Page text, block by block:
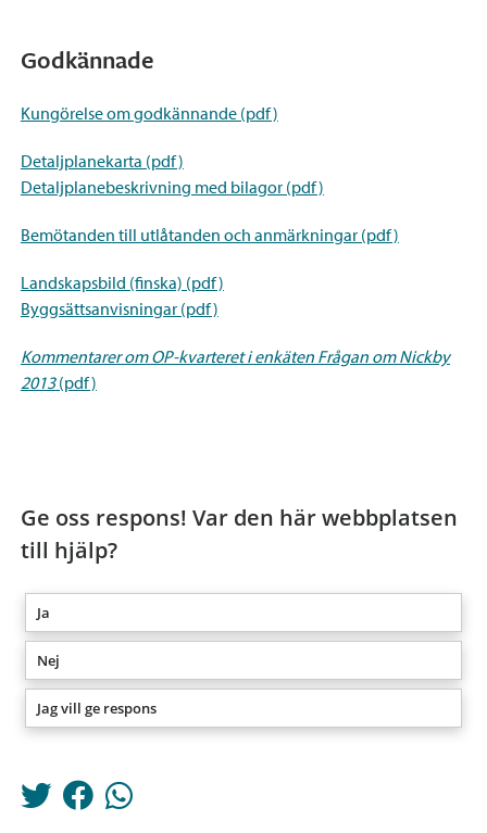
Godkännade
Kungörelse om godkännande (pdf)
Detaljplanekarta (pdf)
Detaljplanebeskrivning med bilagor (pdf)
Bemötanden till utlåtanden och anmärkningar (pdf)
Landskapsbild (finska) (pdf)
Byggsättsanvisningar (pdf)
Kommentarer om OP-kvarteret i enkäten Frågan om Nickby
2013(pdf)
Ge oss respons! Var den här webbplatsen
till hjälp?
Ja
Nej
Jag vill ge respons